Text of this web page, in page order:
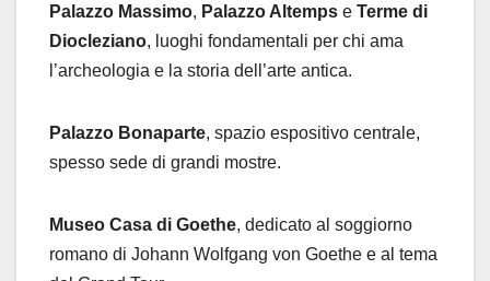
Palazzo Massimo, Palazzo Altemps e Terme di
Diocleziano, luoghi fondamentali per chi ama
l’archeologia e la storia dell’arte antica.
Palazzo Bonaparte, spazio espositivo centrale,
spesso sede di grandi mostre.
Museo Casa di Goethe, dedicato al soggiorno
romano di Johann Wolfgang von Goethe e al tema